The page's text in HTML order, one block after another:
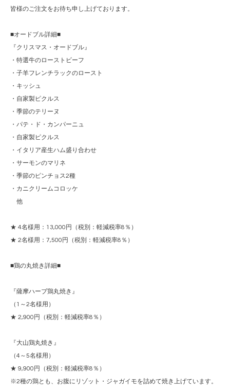
皆様のご注文をお待ち申し上げております。
■オードブル詳細■
『クリスマス・オードブル』
・特選牛のローストビーフ
・子羊フレンチラックのロースト
・キッシュ
・自家製ピクルス
・季節のテリーヌ
・パテ・ド・カンパーニュ
・自家製ピクルス
・イタリア産生ハム盛り合わせ
・サーモンのマリネ
・季節のピンチョス2種
・カニクリームコロッケ
他
★ 4名様用：13,000円（税別：軽減税率8％）
★ 2名様用：7,500円（税別：軽減税率8％）
■鶏の丸焼き詳細■
『薩摩ハーブ鶏丸焼き』
（1～2名様用）
★ 2,900円（税別：軽減税率8％）
『大山鶏丸焼き』
（4～5名様用）
★ 9,900円（税別：軽減税率8％）
※2種の鶏とも、お腹にリゾット・ジャガイモを詰めて焼き上げています。